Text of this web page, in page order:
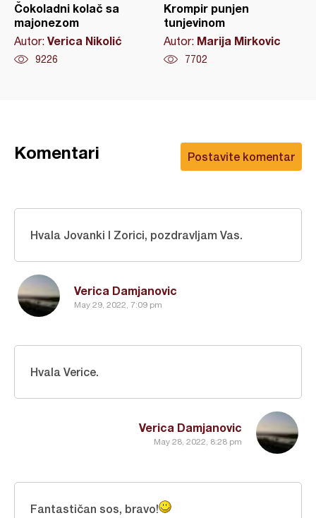
Čokoladni kolač sa
majonezom
Autor: Verica Nikolić
9226
Krompir punjen
tunjevinom
Autor: Marija Mirkovic
7702
Postavite komentar
Komentari
Verica Damjanovic
May 29, 2022, 7:09 pm
Hvala Jovanki I Zorici, pozdravljam Vas.
Verica Damjanovic
May 28, 2022, 8:28 pm
Hvala Verice.
Fantastičan sos, bravo!